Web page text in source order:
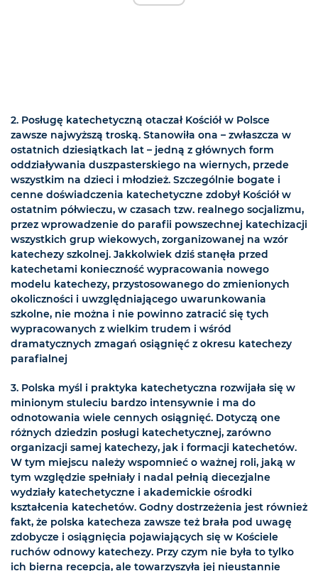
2. Posługę katechetyczną otaczał Kościół w Polsce
zawsze najwyższą troską. Stanowiła ona – zwłaszcza w
ostatnich dziesiątkach lat – jedną z głównych form
oddziaływania duszpasterskiego na wiernych, przede
wszystkim na dzieci i młodzież. Szczególnie bogate i
cenne doświadczenia katechetyczne zdobył Kościół w
ostatnim półwieczu, w czasach tzw. realnego socjalizmu,
przez wprowadzenie do parafii powszechnej katechizacji
wszystkich grup wiekowych, zorganizowanej na wzór
katechezy szkolnej. Jakkolwiek dziś stanęła przed
katechetami konieczność wypracowania nowego
modelu katechezy, przystosowanego do zmienionych
okoliczności i uwzględniającego uwarunkowania
szkolne, nie można i nie powinno zatracić się tych
wypracowanych z wielkim trudem i wśród
dramatycznych zmagań osiągnięć z okresu katechezy
parafialnej
3. Polska myśl i praktyka katechetyczna rozwijała się w
minionym stuleciu bardzo intensywnie i ma do
odnotowania wiele cennych osiągnięć. Dotyczą one
różnych dziedzin posługi katechetycznej, zarówno
organizacji samej katechezy, jak i formacji katechetów.
W tym miejscu należy wspomnieć o ważnej roli, jaką w
tym względzie spełniały i nadal pełnią diecezjalne
wydziały katechetyczne i akademickie ośrodki
kształcenia katechetów. Godny dostrzeżenia jest również
fakt, że polska katecheza zawsze też brała pod uwagę
zdobycze i osiągnięcia pojawiających się w Kościele
ruchów odnowy katechezy. Przy czym nie była to tylko
ich bierna recepcja, ale towarzyszyła jej nieustannie